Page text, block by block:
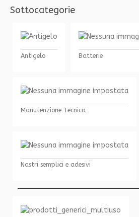
Sottocategorie
Antigelo Batterie
Manutenzione Tecnica
Nastri semplici e adesivi